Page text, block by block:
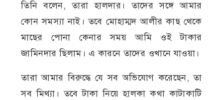
তিনি বলেন, তারা হালদার। তাদের সঙ্গে আমার
কোন সমস্যা নাই। তবে মোহাম্মদ আলীর কাছ থেকে
মাছের পোনা কেনার সময় আমি ওই টাকার
জামিনদার ছিলাম। এ কারনে তাদের ওখানে যাওয়া।
তারা আমার বিরুদ্ধে যে সব অভিযোগ করেছেন, তা
সব মিথ্যা। তবে টাকা নিয়ে হালকা কথা কাটাকাটি